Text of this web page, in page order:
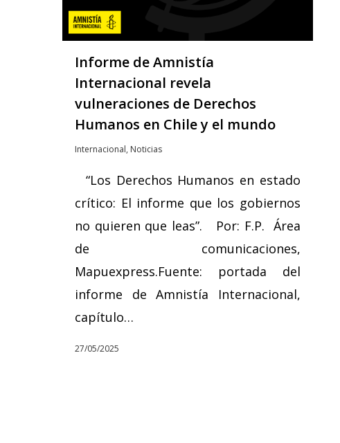
Informe de Amnistía
Internacional revela
vulneraciones de Derechos
Humanos en Chile y el mundo
Internacional, Noticias
“Los Derechos Humanos en estado
crítico: El informe que los gobiernos
no quieren que leas”. Por: F.P. Área
de comunicaciones,
Mapuexpress.Fuente: portada del
informe de Amnistía Internacional,
capítulo…
27/05/2025